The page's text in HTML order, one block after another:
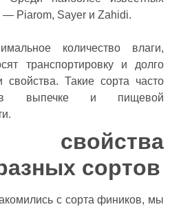
— Piarom, Sayer и Zahidi.
количество влаги,
транспортировку и долго
свойства. Такие сорта часто
в выпечке и пищевой
свойства
сортов
с сорта фиников, мы